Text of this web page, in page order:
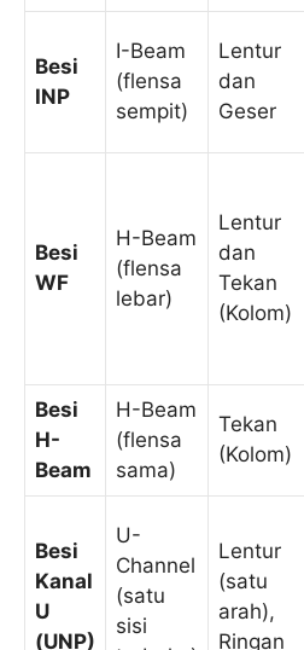
Besi
INP
I-Beam
(flensa
sempit)
Lentur
dan
Geser
Besi
WF
H-Beam
(flensa
lebar)
Lentur
dan
Tekan
(Kolom)
Besi
H-
Beam
H-Beam
(flensa
sama)
Tekan
(Kolom)
Besi
Kanal
U
(UNP)
U-
Channel
(satu
sisi
Lentur
(satu
arah),
Ringan